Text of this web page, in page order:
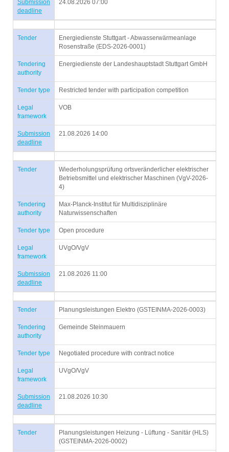
Submission
deadline
24.08.2026 07:00
Tender
Energiedienste Stuttgart - Abwasserwärmeanlage
Rosenstraße (EDS-2026-0001)
Tendering
authority
Energiedienste der Landeshauptstadt Stuttgart GmbH
Tender type Restricted tender with participation competition
Legal
framework
VOB
Submission
deadline
21.08.2026 14:00
Tender
Wiederholungsprüfung ortsveränderlicher elektrischer
Betriebsmittel und elektrischer Maschinen (VgV-2026-
4)
Tendering
authority
Max-Planck-Institut für Multidisziplinäre
Naturwissenschaften
Tender type Open procedure
Legal
framework
UVgO/VgV
Submission
deadline
21.08.2026 11:00
Tender Planungsleistungen Elektro (GSTEINMA-2026-0003)
Tendering
authority
Gemeinde Steinmauern
Tender type Negotiated procedure with contract notice
Legal
framework
UVgO/VgV
Submission
deadline
21.08.2026 10:30
Tender
Planungsleistungen Heizung - Lüftung - Sanitär (HLS)
(GSTEINMA-2026-0002)